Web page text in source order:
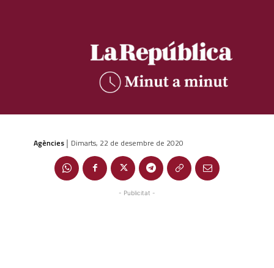
Agències | Dimarts, 22 de desembre de 2020
- Publicitat -